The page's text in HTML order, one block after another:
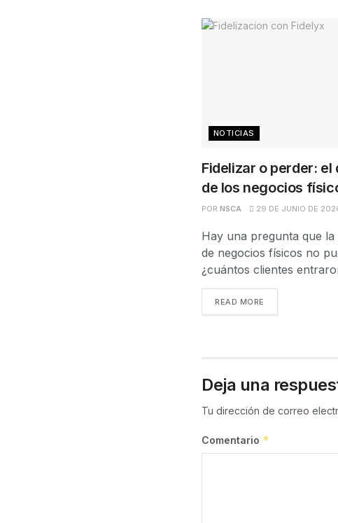
NOTICIAS
Fidelizar o perder:
de los negocios
POR NSCA 29 DE JUNIO DE
Hay una pregunta que
de negocios físicos no
¿cuántos clientes
READ MORE
Deja una
Tu dirección de correo
Comentario *